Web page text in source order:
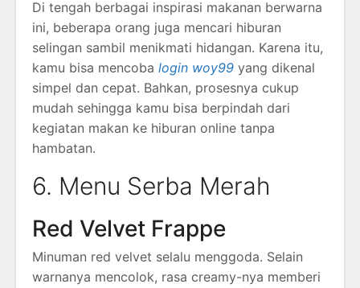
Di tengah berbagai inspirasi makanan berwarna
ini, beberapa orang juga mencari hiburan
selingan sambil menikmati hidangan. Karena itu,
kamu bisa mencoba login woy99 yang dikenal
simpel dan cepat. Bahkan, prosesnya cukup
mudah sehingga kamu bisa berpindah dari
kegiatan makan ke hiburan online tanpa
hambatan.
6. Menu Serba Merah
Red Velvet Frappe
Minuman red velvet selalu menggoda. Selain
warnanya mencolok, rasa creamy-nya memberi